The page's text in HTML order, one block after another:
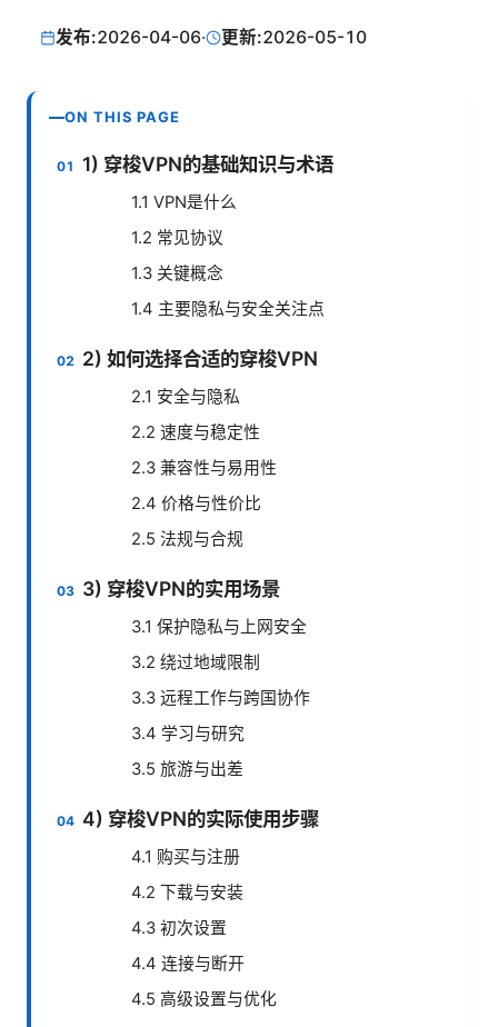
发布:2026-04-06· 更新:2026-05-10
ON THIS PAGE
1) 穿梭VPN的基础知识与术语
1.1 VPN是什么
1.2 常见协议
1.3 关键概念
1.4 主要隐私与安全关注点
2) 如何选择合适的穿梭VPN
2.1 安全与隐私
2.2 速度与稳定性
2.3 兼容性与易用性
2.4 价格与性价比
2.5 法规与合规
3) 穿梭VPN的实用场景
3.1 保护隐私与上网安全
3.2 绕过地域限制
3.3 远程工作与跨国协作
3.4 学习与研究
3.5 旅游与出差
4) 穿梭VPN的实际使用步骤
4.1 购买与注册
4.2 下载与安装
4.3 初次设置
4.4 连接与断开
4.5 高级设置与优化